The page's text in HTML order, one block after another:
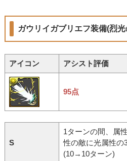
ガウリイガブリエフ装備(烈
アイコン アシスト評価
95点
S
1ターンの間、属
性の敵に光属性の
(10→10ターン)